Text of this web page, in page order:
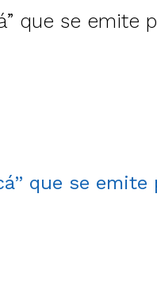
que se emite
que se